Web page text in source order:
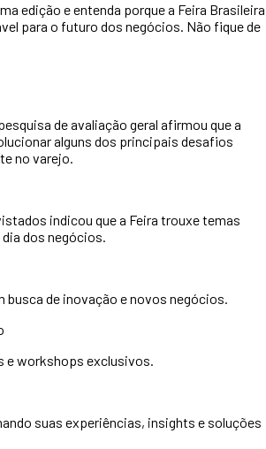
edição e entenda porque a Feira Brasileira
para o futuro dos negócios. Não fique de
de avaliação geral afirmou que a
alguns dos principais desafios
no varejo.
indicou que a Feira trouxe temas
dos negócios.
de inovação e novos negócios.
e workshops exclusivos.
suas experiências, insights e soluções